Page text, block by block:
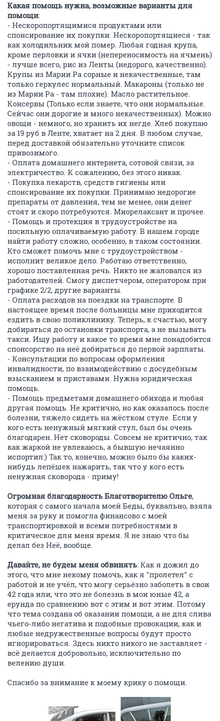
Какая помощь нужна, возможные варианты для
помощи:
- Нескоропортящимися продуктами или
спонсирование их покупки. Нескоропортящиеся - так
как холодильник мой помер. Любая годная крупа,
кроме перловки и ячки (непереносимость на ячмень)
- лучше всего, рис из Ленты (недорого, качественно).
Крупы из Марии Ра сорные и некачественные, там
только геркулес нормальный. Макароны (только не
из Марии Ра - там плохие). Масло растительное.
Консервы (Только если знаете, что они нормальные.
Сейчас они дорогие и много некачественных). Можно
овощи - немного, но хранить их негде. Хлеб покупаю
за 19 руб в Ленте, хватает на 2 дня. В любом случае,
перед доставкой обязательно уточните список
привозимого.
- Оплата домашнего интернета, сотовой связи, за
электричество. К сожалению, без этого никак.
- Покупка лекарств, средств гигиены или
спонсирование их покупки. Принимаю недорогие
препараты от давления, тем не менее, они денег
стоят и скоро потребуются. Миорелаксант и прочее.
- Помощь и протекция в трудоустройстве на
посильную оплачиваемую работу. В нашем городе
найти работу сложно, особенно, в таком состоянии.
Кто сможет помочь мне с трудоустройством -
исполнит великое дело. Работаю ответственно,
хорошо поставленная речь. Никто не жаловался из
работодателей. Смогу диспетчером, оператором при
графике 2/2, другие варианты.
- Оплата расходов на поездки на транспорте. В
настоящее время после больницы мне приходится
ездить в свою поликлинику. Теперь, к счастью, могу
добираться до остановки транспорта, а не вызывать
такси. Ищу работу и какое то время мне понадобится
спонсорство на неё добираться до первой зарплаты.
- Консультации по вопросам оформления
инвалидности, по взаимодействию с досудебным
взысканием и приставами. Нужна юридическая
помощь.
- Помощь предметами домашнего обихода и любая
другая помощь. Не критично, но как оказалось после
болезни, тяжело сидеть на жёстком стуле. Если у
кого есть ненужный мягкий стул, был бы очень
благодарен. Нет сковороды. Совсем не критично, так
как жаркой не увлекаюсь, а бывшую нечаянно
испортил:) Так то, конечно, можно было бы каких-
нибудь лепёшек нажарить, так что у кого есть
ненужная сковорода - приму!
Огромная благодарность Благотворителю Ольге,
которая с самого начала моей Беды, буквально, взяла
меня за руку и помогла финансово с моей
транспортировкой и всеми потребностями в
критическое для меня время. Я не знаю что бы
делал без Неё, вообще.
Давайте, не будем меня обвинять: Как я дожил до
этого, что мне некому помочь, как я "пролетел" с
работой и не учёл, что могу серьёзно заболеть в свои
42 года или, что это не болезнь в мои юные 42, а
ерунда по сравнению вот с этим и вот этим. Потому
что тема создана об оказании помощи, а не для слива
чьего-либо негатива и подобные провокации, как и
любые недружественные вопросы будут просто
игнорироваться. Здесь никто никого не заставляет -
всё делается добровольно, исключительно по
велению души.
Спасибо за внимание к моему крику о помощи.